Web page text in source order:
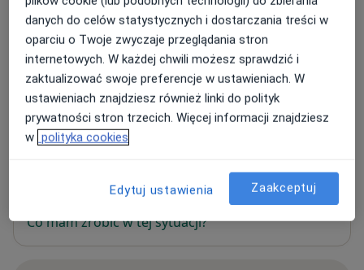
Gabinet Lekarski
Marcinkowskiego 15 1,66-300Międzyrzecz
Powiększ mapę
W tym gabinecie nie można umawiać wizyt przez
Co mam zrobić w tej sytuacji?
danych do celów statystycznych i dostarczania treści w
oparciu o Twoje zwyczaje przeglądania stron
internetowych. W każdej chwili możesz sprawdzić i
zaktualizować swoje preferencje w ustawieniach. W
ustawieniach znajdziesz również linki do polityk
prywatności stron trzecich. Więcej informacji znajdziesz
w polityka cookies
Edytuj ustawienia Zaakceptuj